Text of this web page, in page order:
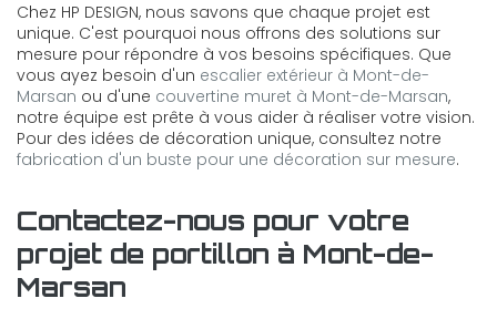
Chez HP DESIGN, nous savons que chaque projet est
unique. C'est pourquoi nous offrons des solutions sur
mesure pour répondre à vos besoins spécifiques. Que
vous ayez besoin d'un escalier extérieur à Mont-de-
Marsan ou d'une couvertine muret à Mont-de-Marsan,
notre équipe est prête à vous aider à réaliser votre vision.
Pour des idées de décoration unique, consultez notre
fabrication d'un buste pour une décoration sur mesure.
Contactez-nous pour votre
projet de portillon à Mont-de-
Marsan